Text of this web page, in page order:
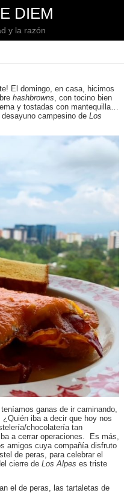
DIEM
y la razón
El domingo, en casa, hicimos
hashbrowns, con tocino bien
y tostadas con mantequilla…
campesino de Los
ganas de ir caminando,
iba a decir que hoy nos
chocolatería tan
a cerrar operaciones. Es más,
amigos cuya compañía disfruto
de peras, para celebrar el
cierre de Los Alpes es triste
el de peras, las tartaletas de